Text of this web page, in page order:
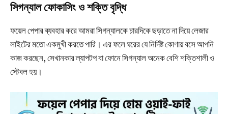
সিগন্যাল ফোকাসিং ও শক্তি বৃদ্ধি
ফয়েল পেপার ব্যবহার করে আমরা সিগন্যালকে চারদিকে ছড়াতে না দিয়ে লেজার
লাইটের মতো একমুখী করতে পারি। এর ফলে ঘরের যে নির্দিষ্ট কোণায় বসে আপনি
কাজ করছেন, সেখানকার ল্যাপটপ বা ফোনে সিগন্যাল অনেক বেশি শক্তিশালী ও
স্টেবল হয়।